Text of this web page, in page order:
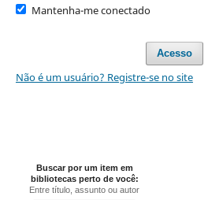
Mantenha-me conectado
Acesso
Não é um usuário? Registre-se no site
Buscar por um item em
bibliotecas perto de você:
Entre título, assunto ou autor